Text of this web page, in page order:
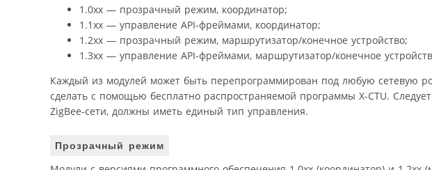
1.0xx — прозрачный режим, координатор;
1.1xx — управление API-фреймами, координатор;
1.2xx — прозрачный режим, маршрутизатор/конечное устройство;
1.3xx — управление API-фреймами, маршрутизатор/конечное
Каждый из модулей может быть перепрограммирован под любую сетевую
сделать с помощью бесплатно распространяемой программы X-CTU.
ZigBee-сети, должны иметь единый тип управления.
Прозрачный режим